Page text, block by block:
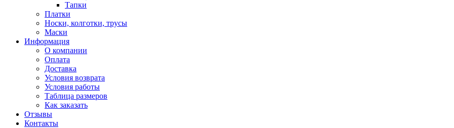
Тапки
Платки
Носки, колготки, трусы
Маски
Информация
О компании
Оплата
Доставка
Условия возврата
Условия работы
Таблица размеров
Как заказать
Отзывы
Контакты